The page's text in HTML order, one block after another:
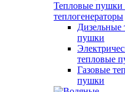
Тепловые пушки
теплогенераторы
Дизельные
пушки
тепловые
Газовые
пушки